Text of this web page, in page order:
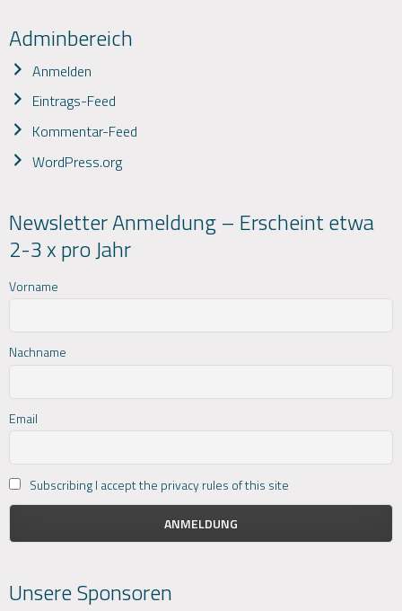
Adminbereich
Anmelden
Eintrags-Feed
Kommentar-Feed
WordPress.org
Newsletter Anmeldung – Erscheint etwa
2-3 x pro Jahr
Vorname
Nachname
Email
Subscribing I accept the privacy rules of this site
Unsere Sponsoren